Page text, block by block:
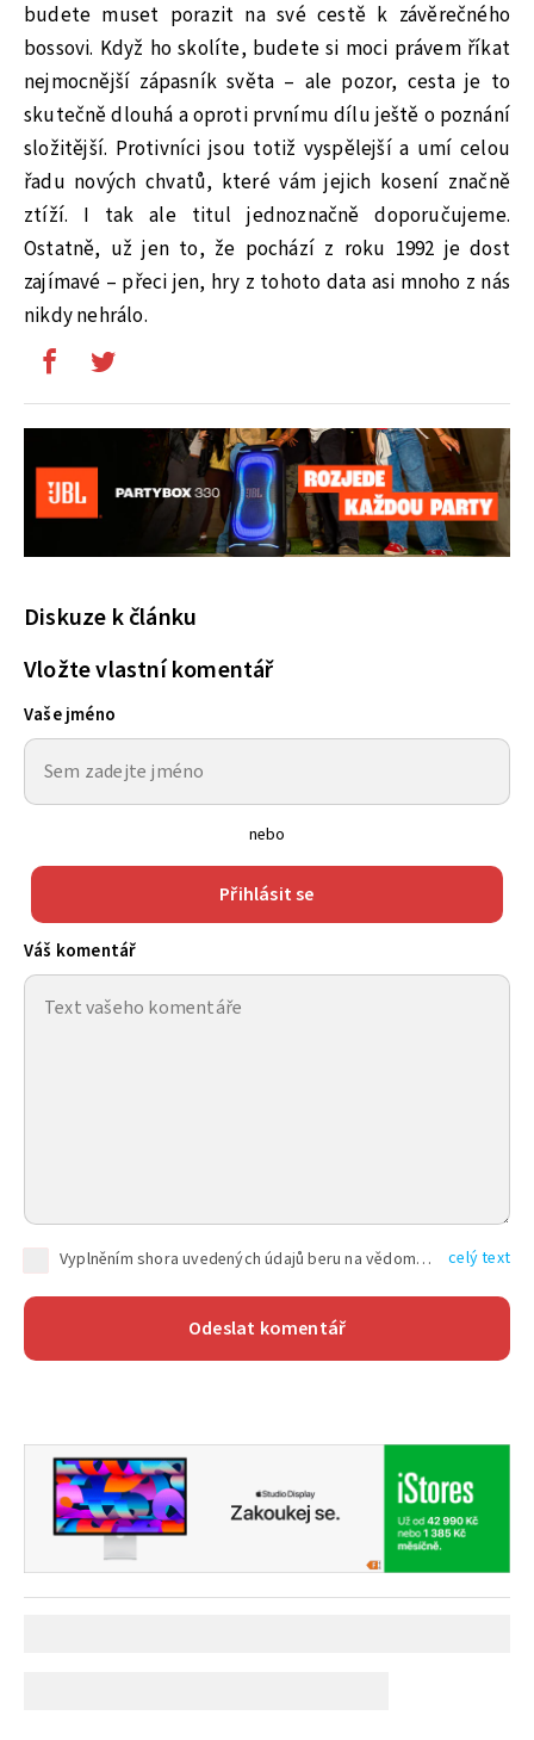
budete muset porazit na své cestě k závěrečného
bossovi. Když ho skolíte, budete si moci právem říkat
nejmocnější zápasník světa – ale pozor, cesta je to
skutečně dlouhá a oproti prvnímu dílu ještě o poznání
složitější. Protivníci jsou totiž vyspělejší a umí celou
řadu nových chvatů, které vám jejich kosení značně
ztíží. I tak ale titul jednoznačně doporučujeme.
Ostatně, už jen to, že pochází z roku 1992 je dost
zajímavé – přeci jen, hry z tohoto data asi mnoho z nás
nikdy nehrálo.
Diskuze k článku
Vložte vlastní komentář
Vaše jméno
nebo
Přihlásit se
Váš komentář
Vyplněním shora uvedených údajů beru na vědomí, že společnost TEXT FACTORY s.r.o., sídlem Brno, Durďákova 336/29, Černá Pole, PSČ: 613 00, IČ: 06157831, zapsané u Krajského soudu v Brně, oddíl C, vložka 100399, bude zpracovávat mé osobní údaje uvedené v rámci mnou vyplněného registračního formuláře na základě oprávněných zájmů TEXT FACTORY s.r.o. dle čl. 6 odst. 1 písm. f) GDPR a pro splnění právních povinností (čl. 6 odst. 1 písm. c) GDPR), a to pro tyto účely: nezbytnost zajistit oprávnění návštěvníka webových stránek provozovaných společností TEXT FACTORY s.r.o. přispívat aktivně ke zveřejněným článkům nebo v rámci diskusních fór a výkon práv TEXT FACTORY s.r.o. jako administrátora těchto diskusních fór. Více informací o zpracování osobních údajů a právech lze nalézt v celý text